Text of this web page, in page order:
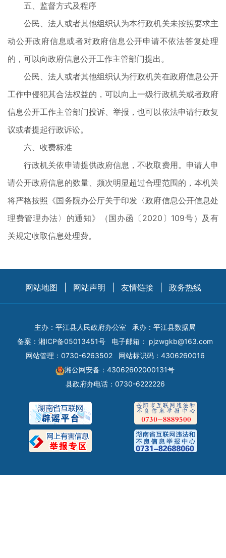
五、监督方式及程序
公民、法人或者其他组织认为本行政机关未按照要求主
动公开政府信息或者对政府信息公开申请不依法答复处理
的，可以向政府信息公开工作主管部门提出。
公民、法人或者其他组织认为行政机关在政府信息公开
工作中侵犯其合法权益的，可以向上一级行政机关或者政府
信息公开工作主管部门投诉、举报，也可以依法申请行政复
议或者提起行政诉讼。
六、收费标准
行政机关依申请提供政府信息，不收取费用。申请人申
请公开政府信息的数量、频次明显超过合理范围的，本机关
将严格按照《国务院办公厅关于印发〈政府信息公开信息处
理费管理办法〉的通知》（国办函〔2020〕109号）及有
关规定收取信息处理费。
网站地图 网站声明 友情链接 政务热线
主办：平江县人民政府办公室
承办：平江县数据局
备案： 湘ICP备05013451号 电子邮箱： pjzwgkb@163.com
网站管理：0730-6263502
网站标识码：4306260016
湘公网安备：43062602000131号
县政府办电话：0730-6222226